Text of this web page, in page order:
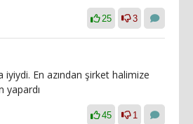
25 3
En azından şirket halimize
yapardı
45 1